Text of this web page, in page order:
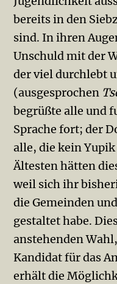
bereits in den
sind. In ihren
Unschuld mit der
der viel durchlebt
(ausgesprochen
begrüßte alle und
Sprache fort; der
alle, die kein
Ältesten hätten
weil sich ihr
die Gemeinden
gestaltet habe.
anstehenden
Kandidat für das
erhält die